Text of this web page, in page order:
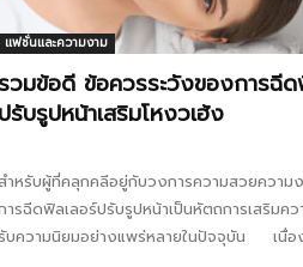
ตี้
ไทย
แฟชั่นและความงาม
รวมข้อดี ข้อควรระวังของการฉีด
ปรับรูปหน้าเสริมโหงวเฮ้ง
สำหรับผู้ที่คลุกคลีอยู่กับวงการความสวยความ
ารฉีดฟิลเลอร์ปรับรูปหน้าเป็นหัตถการเสริมค
รับความนิยมอย่างแพร่หลายในปัจจุบัน เนื่อ